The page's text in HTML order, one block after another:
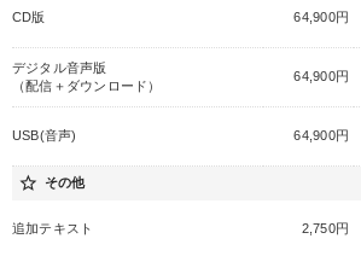
《強い財務を実践する経営者》講話４選
営業・社員研修
業種
CD版 64,900円
デジタル音声版
（配信＋ダウンロード）
64,900円
USB(音声) 64,900円
star_border その他
追加テキスト 2,750円